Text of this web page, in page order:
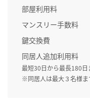
部屋利用料
マンスリー手数料
鍵交換費
同居人追加利用料
最短30日から最長180
※同居人は最大３名様ま